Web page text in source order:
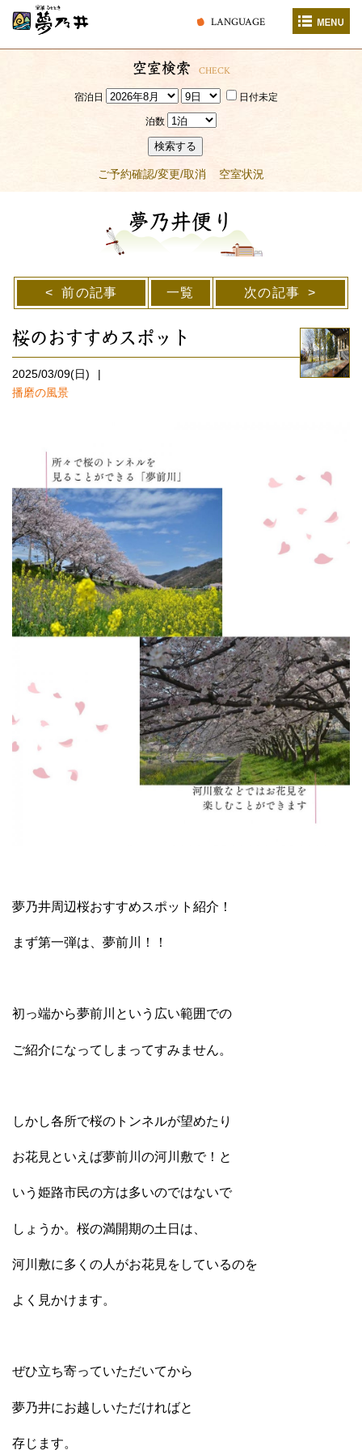
LANGUAGE
空室検索 CHECK
宿泊日 日付未定
泊数
検索する
ご予約確認/変更/取消 空室状況
夢乃井便り
前の記事 一覧 次の記事
桜のおすすめスポット
2025/03/09(日)
播磨の風景
夢乃井周辺桜おすすめスポット紹介！
まず第一弾は、夢前川！！
初っ端から夢前川という広い範囲での
ご紹介になってしまってすみません。
しかし各所で桜のトンネルが望めたり
お花見といえば夢前川の河川敷で！と
いう姫路市民の方は多いのではないで
しょうか。桜の満開期の土日は、
河川敷に多くの人がお花見をしているのを
よく見かけます。
ぜひ立ち寄っていただいてから
夢乃井にお越しいただければと
存じます。